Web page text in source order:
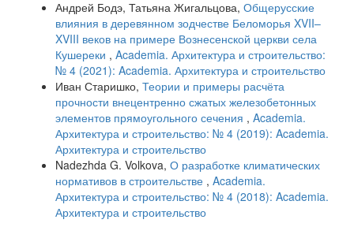
Андрей Бодэ, Татьяна Жигальцова, Общерусские
влияния в деревянном зодчестве Беломорья XVII–
XVIII веков на примере Вознесенской церкви села
Кушереки , Academia. Архитектура и строительство:
№ 4 (2021): Academia. Архитектура и строительство
Иван Старишко, Теории и примеры расчёта
прочности внецентренно сжатых железобетонных
элементов прямоугольного сечения , Academia.
Архитектура и строительство: № 4 (2019): Academia.
Архитектура и строительство
Nadezhda G. Volkova, О разработке климатических
нормативов в строительстве , Academia.
Архитектура и строительство: № 4 (2018): Academia.
Архитектура и строительство